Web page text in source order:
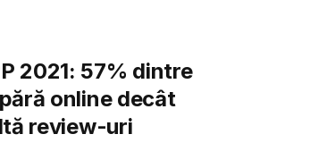
2021: 57% dintre
online decât
review-uri